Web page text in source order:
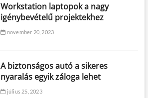
Workstation laptopok a nagy
igénybevételű projektekhez
november 20, 2023
A biztonságos autó a sikeres
nyaralás egyik záloga lehet
július 25, 2023